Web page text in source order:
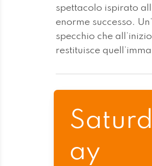
spettacolo ispirato
enorme successo.
specchio che
restituisce
Saturd
ay